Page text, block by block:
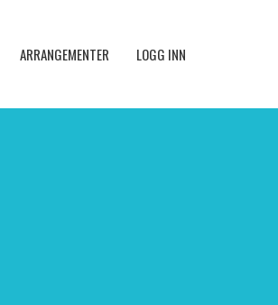
ARRANGEMENTER LOGG INN